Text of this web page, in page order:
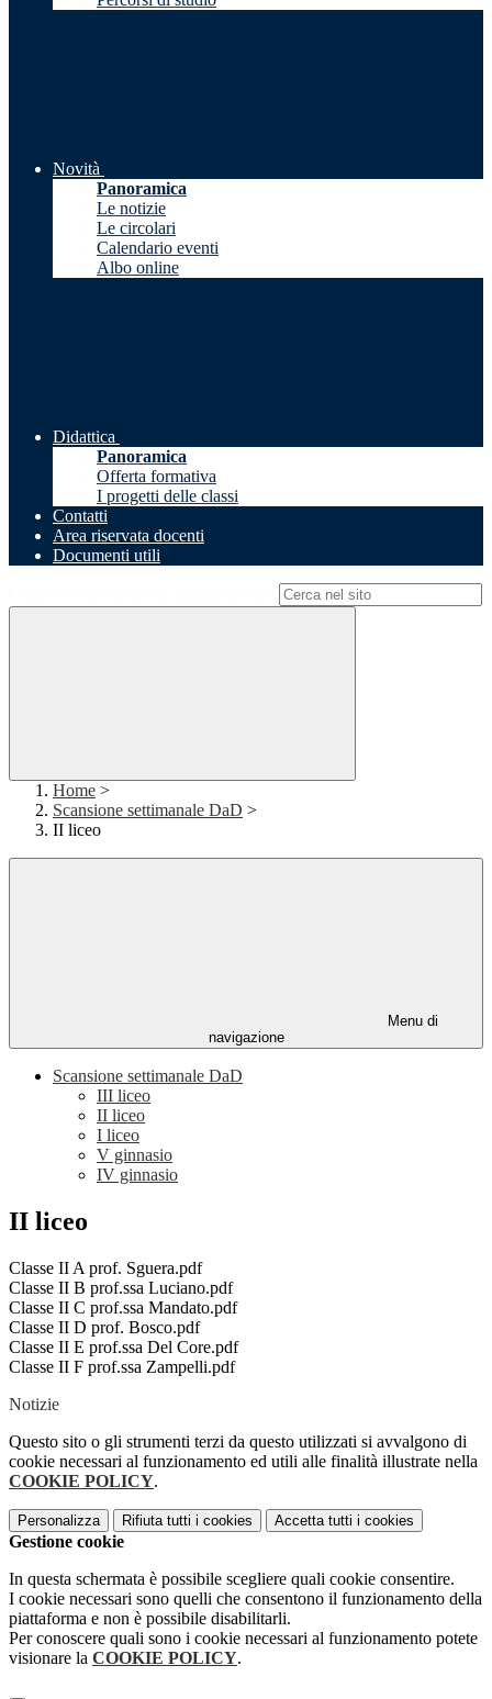
Novità
Panoramica
Le notizie
Le circolari
Calendario eventi
Albo online
Didattica
Panoramica
Offerta formativa
I progetti delle classi
Contatti
Area riservata docenti
Documenti utili
Home >
Scansione settimanale DaD >
II liceo
Menu di
navigazione
Scansione settimanale DaD
III liceo
II liceo
I liceo
V ginnasio
IV ginnasio
II liceo
Classe II A prof. Sguera.pdf
Classe II B prof.ssa Luciano.pdf
Classe II C prof.ssa Mandato.pdf
Classe II D prof. Bosco.pdf
Classe II E prof.ssa Del Core.pdf
Classe II F prof.ssa Zampelli.pdf
Notizie
Questo sito o gli strumenti terzi da questo utilizzati si avvalgono di
cookie necessari al funzionamento ed utili alle finalità illustrate nella
COOKIE POLICY.
Personalizza Rifiuta tutti i cookies Accetta tutti i cookies
Gestione cookie
In questa schermata è possibile scegliere quali cookie consentire.
I cookie necessari sono quelli che consentono il funzionamento della
piattaforma e non è possibile disabilitarli.
Per conoscere quali sono i cookie necessari al funzionamento potete
visionare la COOKIE POLICY.